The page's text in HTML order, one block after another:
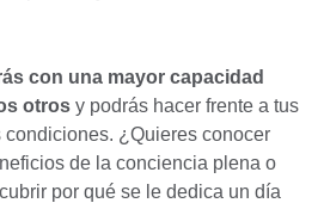
con una mayor capacidad
otros y podrás hacer frente a tus
condiciones. ¿Quieres conocer
de la conciencia plena o
por qué se le dedica un día